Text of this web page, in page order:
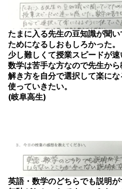
たまに入る先生の豆知識が聞い
ためになるしおもしろかった。
少し難しくて授業スピードが速
数学は苦手な方なので先生か
解き方を自分で選択して楽にな
使っていきたい。
(岐阜高生)
英語・数学のどちらでも説明